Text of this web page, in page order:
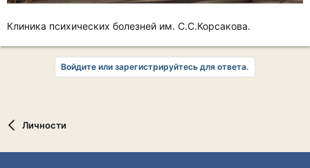
Клиника психических болезней им. С.С.Корсакова.
Войдите или зарегистрируйтесь для ответа.
Личности